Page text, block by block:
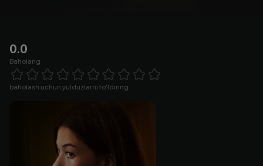
0.0
Baholang
1 Star 2 Stars 3 Stars 4 Stars5 Stars 6 Stars7 Stars8 Stars
baholash uchun yulduzlarni to'ldiring